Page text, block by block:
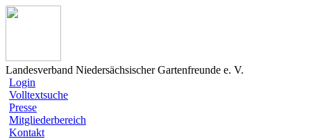
Landesverband Niedersächsischer Gartenfreunde e. V.
Login
Volltextsuche
Presse
Mitgliederbereich
Kontakt